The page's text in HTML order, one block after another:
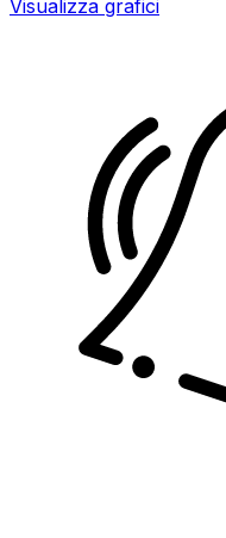
Visualizza grafici